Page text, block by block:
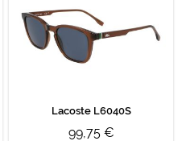
Lacoste L6040S
99,75 €